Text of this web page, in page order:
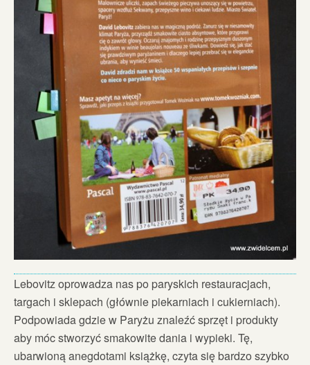
Lebovitz oprowadza nas po paryskich restauracjach,
targach i sklepach (głównie piekarniach i cukierniach).
Podpowiada gdzie w Paryżu znaleźć sprzęt i produkty
aby móc stworzyć smakowite dania i wypieki. Tę,
ubarwioną anegdotami książkę, czyta się bardzo szybko